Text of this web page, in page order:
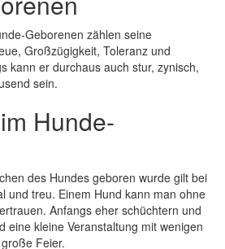
Geborenen zählen seine
Großzügigkeit, Toleranz und
kann er durchaus auch stur, zynisch,
sein.
Hunde-
des Hundes geboren wurde gilt bei
und treu. Einem Hund kann man ohne
Anfangs eher schüchtern und
eine kleine Veranstaltung mit wenigen
Feier.